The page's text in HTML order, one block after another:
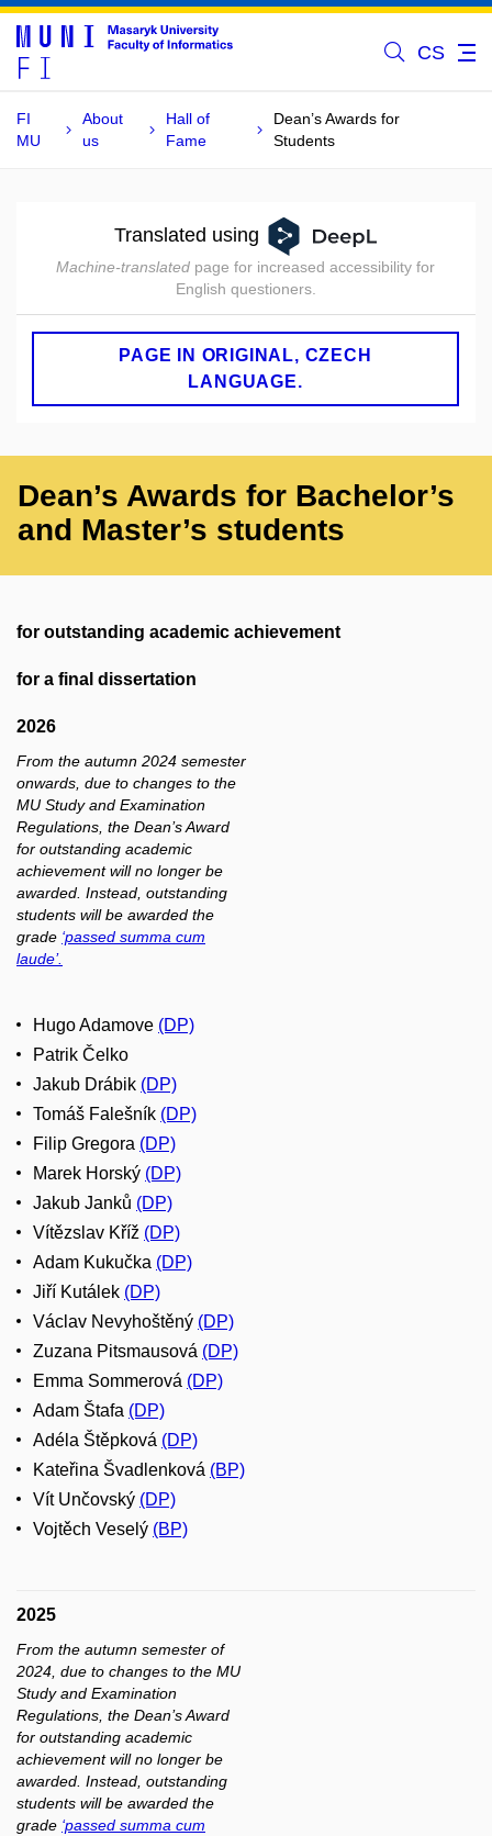
CS
FI
MU
About
us
Hall of
Fame
Dean’s Awards for
Students
Translated using
Machine-translated page for increased accessibility for
English questioners.
PAGE IN ORIGINAL, CZECH
LANGUAGE.
Dean’s Awards for Bachelor’s
and Master’s students
for outstanding academic achievement
for a final dissertation
2026
From the autumn 2024 semester
onwards, due to changes to the
MU Study and Examination
Regulations, the Dean’s Award
for outstanding academic
achievement will no longer be
awarded. Instead, outstanding
students will be awarded the
grade ‘passed summa cum
laude’.
Hugo Adamove (DP)
Patrik Čelko
Jakub Drábik (DP)
Tomáš Falešník (DP)
Filip Gregora (DP)
Marek Horský (DP)
Jakub Janků (DP)
Vítězslav Kříž (DP)
Adam Kukučka (DP)
Jiří Kutálek (DP)
Václav Nevyhoštěný (DP)
Zuzana Pitsmausová (DP)
Emma Sommerová (DP)
Adam Štafa (DP)
Adéla Štěpková (DP)
Kateřina Švadlenková (BP)
Vít Unčovský (DP)
Vojtěch Veselý (BP)
2025
From the autumn semester of
2024, due to changes to the MU
Study and Examination
Regulations, the Dean’s Award
for outstanding academic
achievement will no longer be
awarded. Instead, outstanding
students will be awarded the
grade ‘passed summa cum